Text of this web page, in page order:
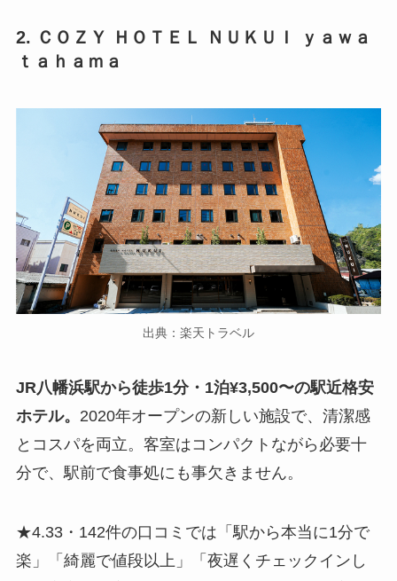
2. ＣＯＺＹ ＨＯＴＥＬ ＮＵＫＵＩ ｙａｗａ
ｔａｈａｍａ
出典：楽天トラベル
JR八幡浜駅から徒歩1分・1泊¥3,500〜の駅近格安
ホテル。 2020年オープンの新しい施設で、清潔感
とコスパを両立。客室はコンパクトながら必要十
分で、駅前で食事処にも事欠きません。
★4.33・142件の口コミでは「駅から本当に1分で
楽」「綺麗で値段以上」「夜遅くチェックインし